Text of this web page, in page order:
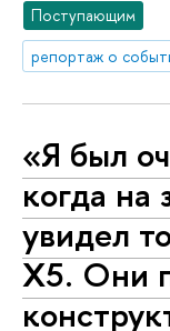
Поступающим
репортаж о
«Я был
когда на
увидел
X5. Они